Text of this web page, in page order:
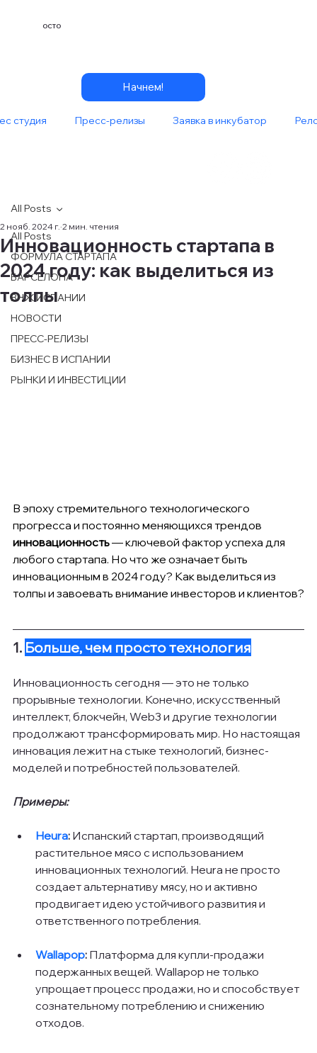
OCTO
студия Пресс-релизы Заявка в инкубатор
Начнем!
All Posts
ФОРМУЛА СТАРТАПА
БАРСЕЛОНА
ВНЖ ИСПАНИИ
НОВОСТИ
ПРЕСС-РЕЛИЗЫ
БИЗНЕС В ИСПАНИИ
РЫНКИ И ИНВЕСТИЦИИ
All Posts
Инновационность стартапа в
2024 году: как выделиться из
толпы
2 нояб. 2024 г. 2 мин. чтения
В эпоху стремительного технологического
прогресса и постоянно меняющихся трендов
инновационность — ключевой фактор успеха для
любого стартапа. Но что же означает быть
инновационным в 2024 году? Как выделиться из
толпы и завоевать внимание инвесторов и клиентов?
1. Больше, чем просто технология
Инновационность сегодня — это не только
прорывные технологии. Конечно, искусственный
интеллект, блокчейн, Web3 и другие технологии
продолжают трансформировать мир. Но настоящая
инновация лежит на стыке технологий, бизнес-
моделей и потребностей пользователей.
Примеры:
Heura: Испанский стартап, производящий
растительное мясо с использованием
инновационных технологий. Heura не просто
создает альтернативу мясу, но и активно
продвигает идею устойчивого развития и
ответственного потребления.
Wallapop: Платформа для купли-продажи
подержанных вещей. Wallapop не только
упрощает процесс продажи, но и способствует
сознательному потреблению и снижению
отходов.